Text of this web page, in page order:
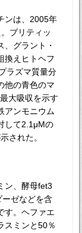
ンは、2005年
ブリティッ
、グラント・
換えヒトヘフ
ラズマ質量分
他の青色のマ
大吸収を示す
アンモニウム
して2.1μMの
された。
ン、酵母fet3
ゼなどを含
す。ヘファエ
スミンと50％